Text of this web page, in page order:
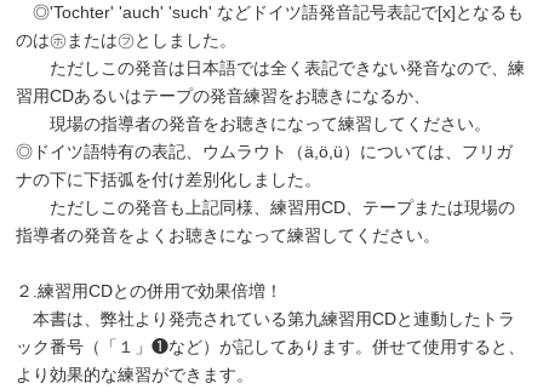
◎'Tochter' 'auch' 'such' などドイツ語発音記号表記で[x]となるも
のは㋭または㋫としました。
ただしこの発音は日本語では全く表記できない発音なので、練
習用CDあるいはテープの発音練習をお聴きになるか、
現場の指導者の発音をお聴きになって練習してください。
◎ドイツ語特有の表記、ウムラウト（ä,ö,ü）については、フリガ
ナの下に下括弧を付け差別化しました。
ただしこの発音も上記同様、練習用CD、テープまたは現場の
指導者の発音をよくお聴きになって練習してください。
２.練習用CDとの併用で効果倍増！
本書は、弊社より発売されている第九練習用CDと連動したトラ
ック番号（「１」❶など）が記してあります。併せて使用すると、
より効果的な練習ができます。